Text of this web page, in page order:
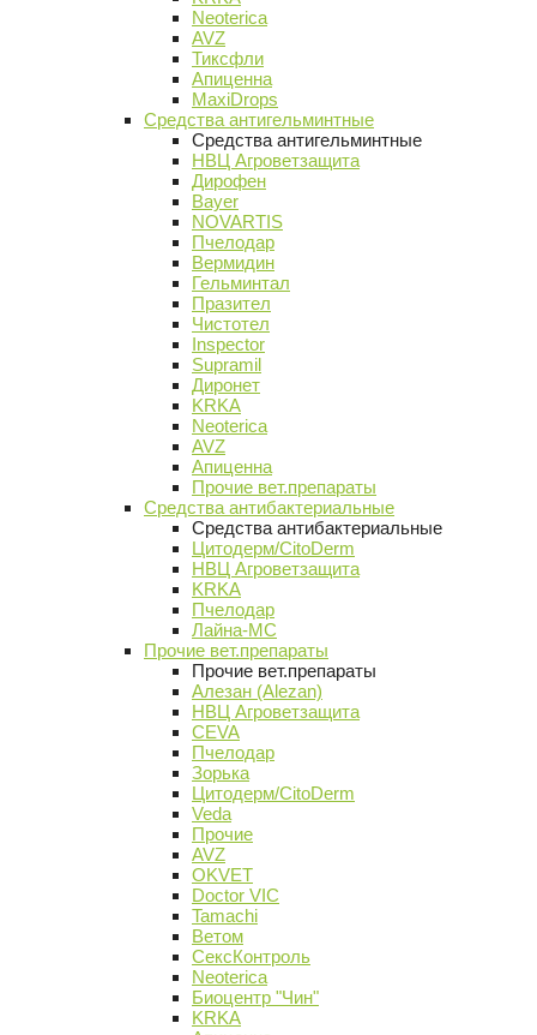
Neoterica
AVZ
Тиксфли
Апиценна
MaxiDrops
Средства антигельминтные
Средства антигельминтные
НВЦ Агроветзащита
Дирофен
Bayer
NOVARTIS
Пчелодар
Вермидин
Гельминтал
Празител
Чистотел
Inspector
Supramil
Диронет
KRKA
Neoterica
AVZ
Апиценна
Прочие вет.препараты
Средства антибактериальные
Средства антибактериальные
Цитодерм/CitoDerm
НВЦ Агроветзащита
KRKA
Пчелодар
Лайна-МС
Прочие вет.препараты
Прочие вет.препараты
Алезан (Alezan)
НВЦ Агроветзащита
CEVA
Пчелодар
Зорька
Цитодерм/CitoDerm
Veda
Прочие
AVZ
OKVET
Doctor VIC
Tamachi
Ветом
СексКонтроль
Neoterica
Биоцентр "Чин"
KRKA